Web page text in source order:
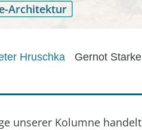
Architektur
Hruschka Gernot Starke
unserer Kolumne handelt